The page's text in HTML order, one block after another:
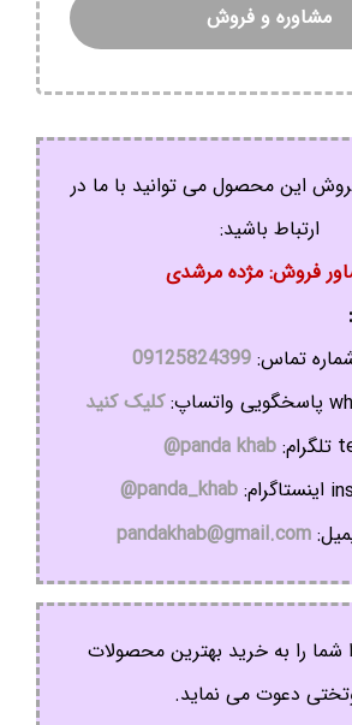
مشاوره و فروش
این محصول می توانید با ما در
ارتباط باشید:
فروش: مژده مرشدی
تماس: 09125824399
پاسخگویی واتساپ:کلیک کنید
تلگرام: panda khab@
اینستاگرام: panda_khab@
pandakhab@gmail.com
شما را به خرید بهترین محصولات
دعوت می نماید.